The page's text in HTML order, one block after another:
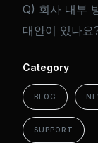
Q) 회사 내부
대안이 있나요
Category
BLOG
SUPPORT